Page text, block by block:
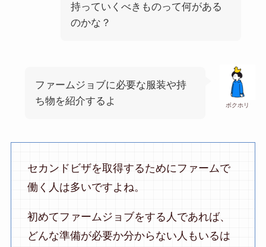
持っていくべきものって何がある
のかな？
ボクホリ
ファームジョブに必要な服装や持
ち物を紹介するよ
セカンドビザを取得するためにファームで
働く人は多いですよね。
初めてファームジョブをする人であれば、
どんな準備が必要か分からない人もいるは